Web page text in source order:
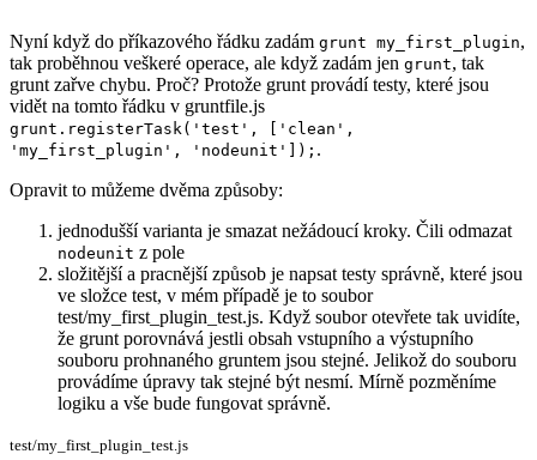
Nyní když do příkazového řádku zadám grunt my_first_plugin,
tak proběhnou veškeré operace, ale když zadám jen grunt, tak
grunt zařve chybu. Proč? Protože grunt provádí testy, které jsou
vidět na tomto řádku v gruntfile.js
grunt.registerTask('test', ['clean',
'my_first_plugin', 'nodeunit']); .
Opravit to můžeme dvěma způsoby:
jednodušší varianta je smazat nežádoucí kroky. Čili odmazat
nodeunit z pole
složitější a pracnější způsob je napsat testy správně, které jsou
ve složce test, v mém případě je to soubor
test/my_first_plugin_test.js. Když soubor otevřete tak uvidíte,
že grunt porovnává jestli obsah vstupního a výstupního
souboru prohnaného gruntem jsou stejné. Jelikož do souboru
provádíme úpravy tak stejné být nesmí. Mírně pozměníme
logiku a vše bude fungovat správně.
test/my_first_plugin_test.js